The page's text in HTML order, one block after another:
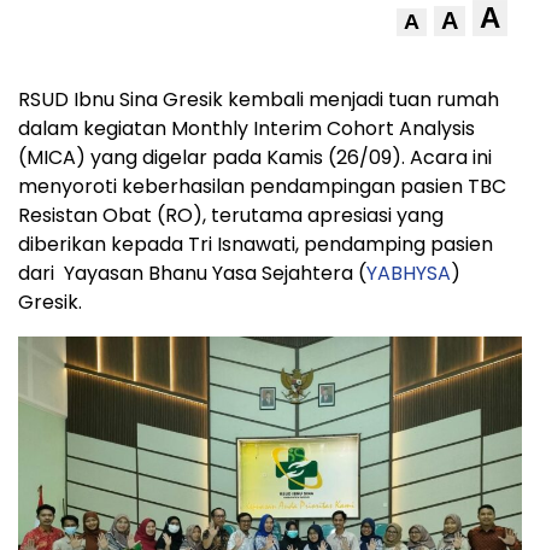
A A A
RSUD Ibnu Sina Gresik kembali menjadi tuan rumah
dalam kegiatan Monthly Interim Cohort Analysis
(MICA) yang digelar pada Kamis (26/09). Acara ini
menyoroti keberhasilan pendampingan pasien TBC
Resistan Obat (RO), terutama apresiasi yang
diberikan kepada Tri Isnawati, pendamping pasien
dari Yayasan Bhanu Yasa Sejahtera (YABHYSA)
Gresik.